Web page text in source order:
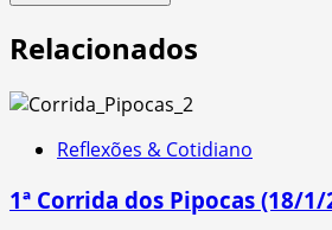
Relacionados
Reflexões & Cotidiano
1ª Corrida dos Pipocas (18/1/